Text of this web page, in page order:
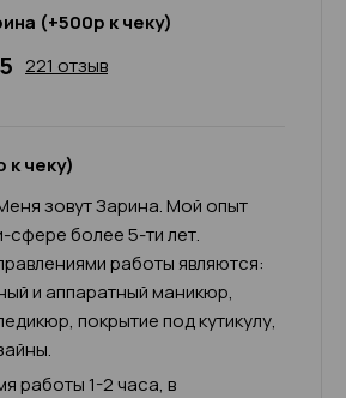
(+500р к чеку)
5 221 отзыв
к чеку)
зовут Зарина. Мой опыт
сфере более 5-ти лет.
работы являются:
и аппаратный маникюр,
покрытие под кутикулу,
работы 1-2 часа, в